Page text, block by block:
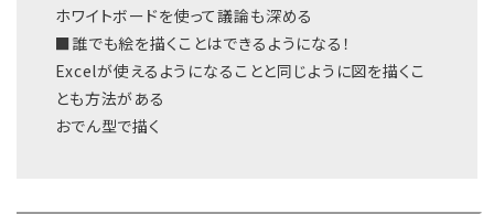
ホワイトボードを使って議論も深める
■誰でも絵を描くことはできるようになる！
Excelが使えるようになることと同じように図を描くこ
とも方法がある
おでん型で描く